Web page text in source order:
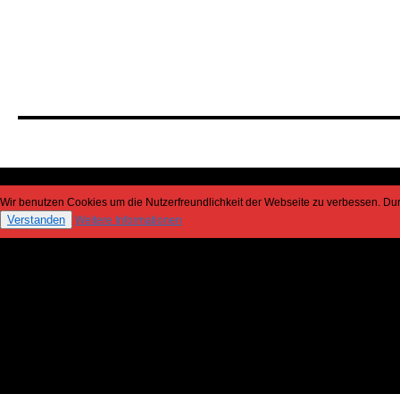
Wir benutzen Cookies um die Nutzerfreundlichkeit der Webseite zu verbessen.
Verstanden Weitere Informationen